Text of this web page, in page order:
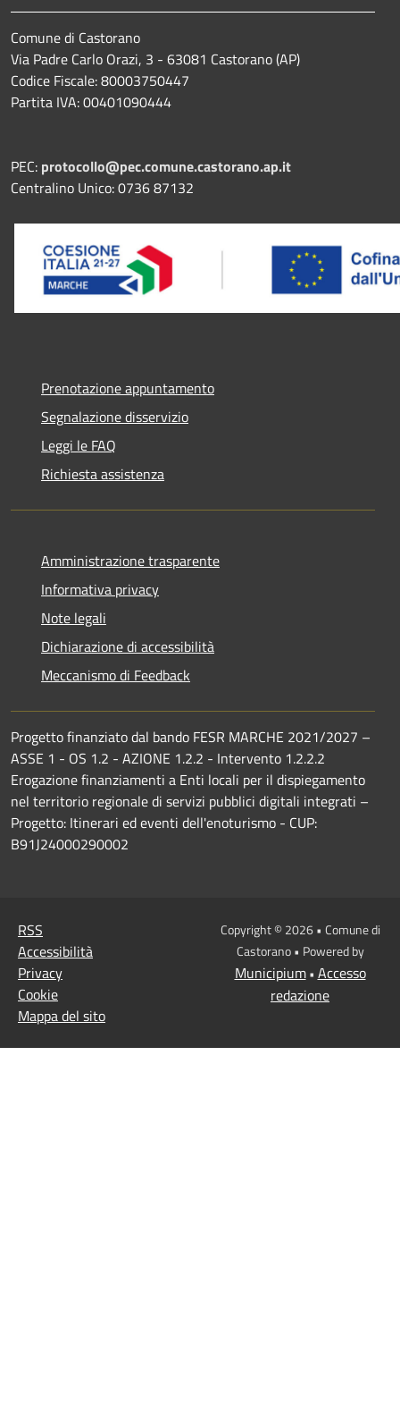
Comune di Castorano
Via Padre Carlo Orazi, 3 - 63081 Castorano (AP)
Codice Fiscale: 80003750447
Partita IVA: 00401090444
PEC: protocollo@pec.comune.castorano.ap.it
Centralino Unico: 0736 87132
Prenotazione appuntamento
Segnalazione disservizio
Leggi le FAQ
Richiesta assistenza
Amministrazione trasparente
Informativa privacy
Note legali
Dichiarazione di accessibilità
Meccanismo di Feedback
Progetto finanziato dal bando FESR MARCHE 2021/2027 –
ASSE 1 - OS 1.2 - AZIONE 1.2.2 - Intervento 1.2.2.2
Erogazione finanziamenti a Enti locali per il dispiegamento
nel territorio regionale di servizi pubblici digitali integrati –
Progetto: Itinerari ed eventi dell'enoturismo - CUP:
B91J24000290002
RSS
Accessibilità
Privacy
Cookie
Mappa del sito
Copyright © 2026 • Comune di
Castorano • Powered by
Municipium• Accesso
redazione